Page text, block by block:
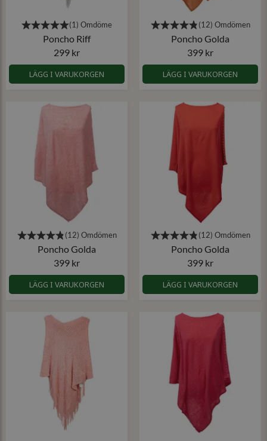
Poncho Riff
299 kr
LÄGG I VARUKORGEN
Poncho Golda
399 kr
LÄGG I VARUKORGEN
Poncho Golda
399 kr
LÄGG I VARUKORGEN
Poncho Golda
399 kr
LÄGG I VARUKORGEN